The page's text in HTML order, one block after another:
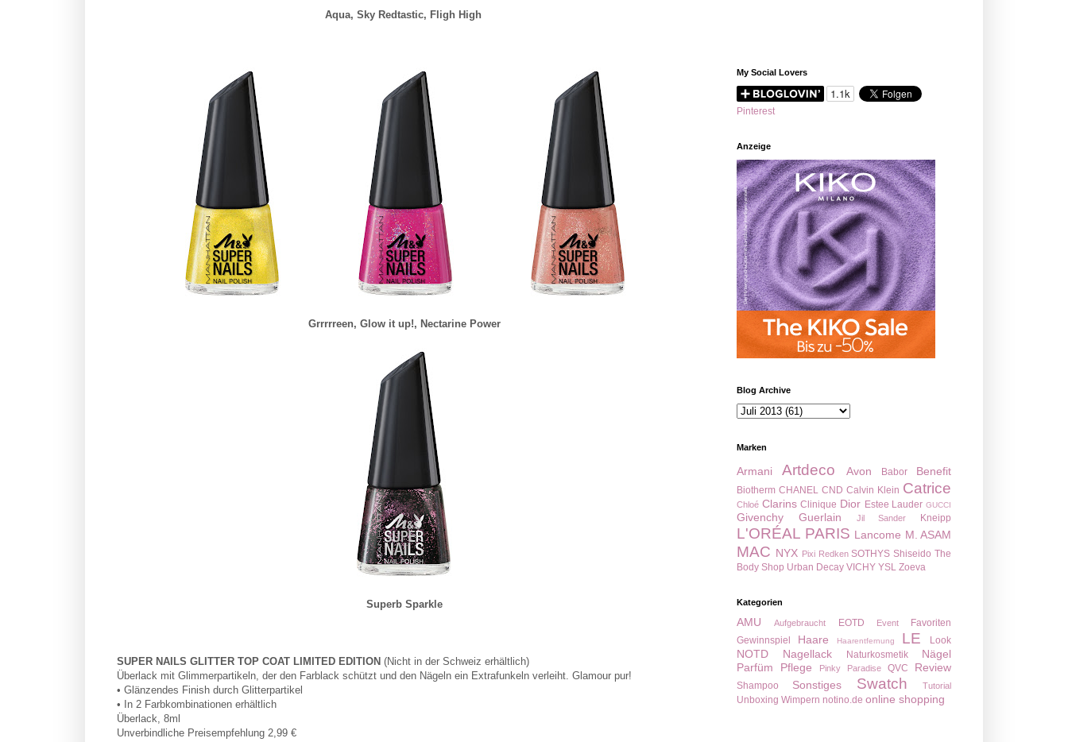
Aqua, Sky Redtastic, Fligh High
Grrrrreen, Glow it up!, Nectarine Power
Superb Sparkle
SUPER NAILS GLITTER TOP COAT LIMITED EDITION (Nicht in der Schweiz erhältlich)
Überlack mit Glimmerpartikeln, der den Farblack schützt und den Nägeln ein Extrafunkeln verleiht. Glamour pur!
• Glänzendes Finish durch Glitterpartikel
• In 2 Farbkombinationen erhältlich
Überlack, 8ml
Unverbindliche Preisempfehlung 2,99 €
My Social Lovers
Pinterest
Anzeige
Blog Archive
Marken
Armani Artdeco Avon Babor Benefit
Biotherm CHANEL CND Calvin Klein Catrice
Chloé Clarins Clinique Dior Estee Lauder GUCCI
Givenchy Guerlain Jil Sander Kneipp
L'ORÉAL PARIS Lancome M. ASAM
MAC NYX Pixi Redken SOTHYS Shiseido The
Body Shop Urban Decay VICHY YSL Zoeva
Kategorien
AMU Aufgebraucht EOTD Event
Favoriten
Gewinnspiel
Haare Haarentfernung LE Look
NOTD Nagellack Naturkosmetik
Nägel
Parfüm
Pflege Pinky Paradise QVC Review
Shampoo Sonstiges Swatch Tutorial
Unboxing Wimpern notino.de online shopping